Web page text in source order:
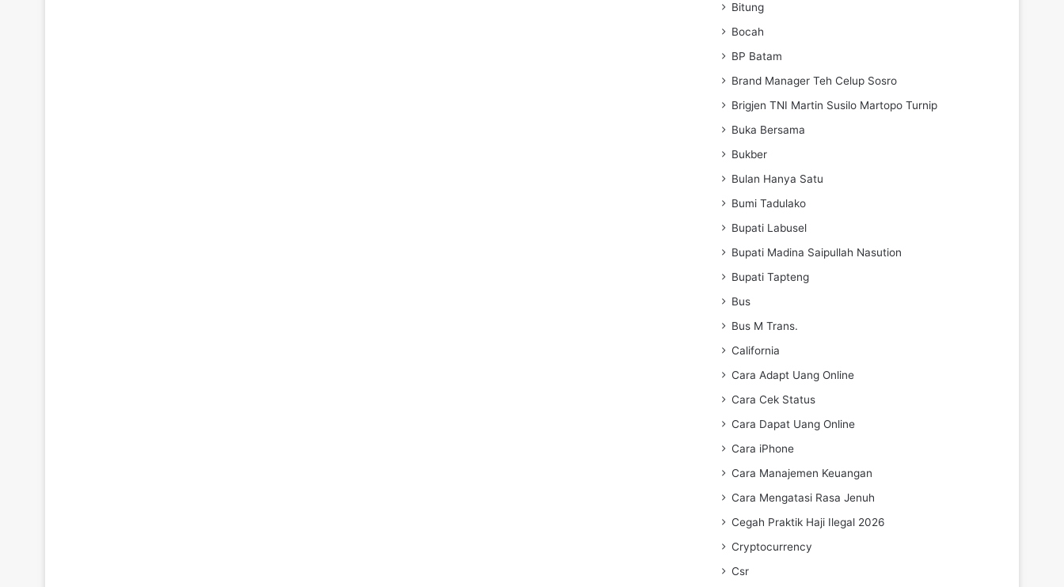
Bitung
Bocah
BP Batam
Brand Manager Teh Celup Sosro
Brigjen TNI Martin Susilo Martopo Turnip
Buka Bersama
Bukber
Bulan Hanya Satu
Bumi Tadulako
Bupati Labusel
Bupati Madina Saipullah Nasution
Bupati Tapteng
Bus
Bus M Trans.
California
Cara Adapt Uang Online
Cara Cek Status
Cara Dapat Uang Online
Cara iPhone
Cara Manajemen Keuangan
Cara Mengatasi Rasa Jenuh
Cegah Praktik Haji Ilegal 2026
Cryptocurrency
Csr